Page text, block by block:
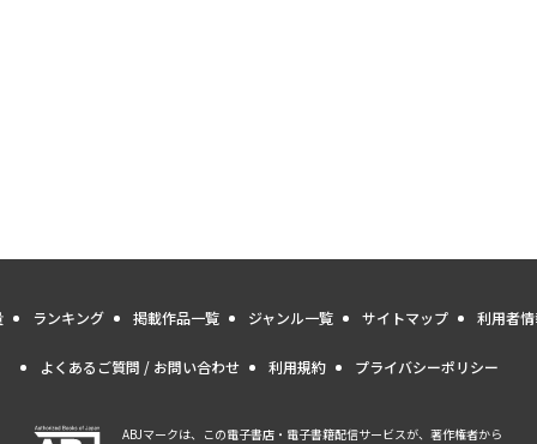
ランキング 掲載作品一覧 ジャンル一覧 サイトマップ 利用者
よくあるご質問 / お問い合わせ 利用規約 プライバシーポリシー
ABJマークは、この電子書店・電子書籍配信サービスが、著作権者から